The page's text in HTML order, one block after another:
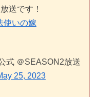
送です！
使いの嫁
式 ＠SEASON2放送
25, 2023